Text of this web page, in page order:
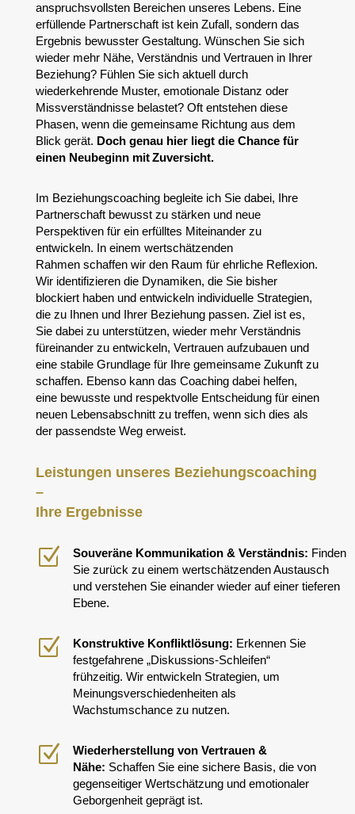
anspruchsvollsten Bereichen unseres Lebens. Eine
erfüllende Partnerschaft ist kein Zufall, sondern das
Ergebnis bewusster Gestaltung. Wünschen Sie sich
wieder mehr Nähe, Verständnis und Vertrauen in Ihrer
Beziehung? Fühlen Sie sich aktuell durch
wiederkehrende Muster, emotionale Distanz oder
Missverständnisse belastet? Oft entstehen diese
Phasen, wenn die gemeinsame Richtung aus dem
Blick gerät. Doch genau hier liegt die Chance für
einen Neubeginn mitZuversicht.
Im Beziehungscoaching begleite ich Sie dabei, Ihre
Partnerschaft bewusst zu stärken und neue
Perspektiven für ein erfülltes Miteinander zu
entwickeln. In einem wertschätzenden
Rahmen schaffen wir den Raum für ehrliche Reflexion.
Wir identifizieren die Dynamiken, die Sie bisher
blockiert haben und entwickeln individuelle Strategien,
die zu Ihnen und Ihrer Beziehung passen. Ziel ist es,
Sie dabei zu unterstützen, wieder mehr Verständnis
füreinander zu entwickeln, Vertrauen aufzubauen und
eine stabile Grundlage für Ihre gemeinsame Zukunft zu
schaffen. Ebenso kann das Coaching dabei helfen,
eine bewusste und respektvolle Entscheidung für einen
neuen Lebensabschnitt zu treffen, wenn sich dies als
der passendste Weg erweist.
Leistungen unseres Beziehungscoaching
–
Ihre Ergebnisse
Z Souveräne Kommunikation& Verständnis: Finden
Sie zurück zu einem wertschätzenden Austausch
und verstehen Sie einander wieder auf einer tieferen
Ebene.
Z Konstruktive Konfliktlösung: Erkennen Sie
festgefahrene „Diskussions-Schleifen“
frühzeitig. Wir entwickeln Strategien, um
Meinungsverschiedenheiten als
Wachstumschance zu nutzen.
Z
Wiederherstellung von Vertrauen &
Nähe: Schaffen Sie eine sichere Basis, die von
gegenseitiger Wertschätzung und emotionaler
Geborgenheit geprägt ist.